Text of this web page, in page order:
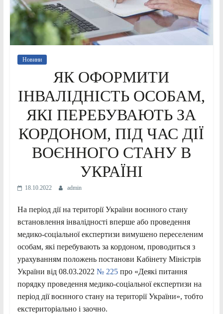
Новини
ЯК ОФОРМИТИ
ІНВАЛІДНІСТЬ ОСОБАМ,
ЯКІ ПЕРЕБУВАЮТЬ ЗА
КОРДОНОМ, ПІД ЧАС ДІЇ
ВОЄННОГО СТАНУ В
УКРАЇНІ
18.10.2022 admin
На період дії на території України воєнного стану
встановлення інвалідності вперше або проведення
медико-соціальної експертизи вимушено переселеним
особам, які перебувають за кордоном, проводиться з
урахуванням положень постанови Кабінету Міністрів
України від 08.03.2022 № 225про «Деякі питання
порядку проведення медико-соціальної експертизи на
період дії воєнного стану на території України», тобто
екстериторіально і заочно.